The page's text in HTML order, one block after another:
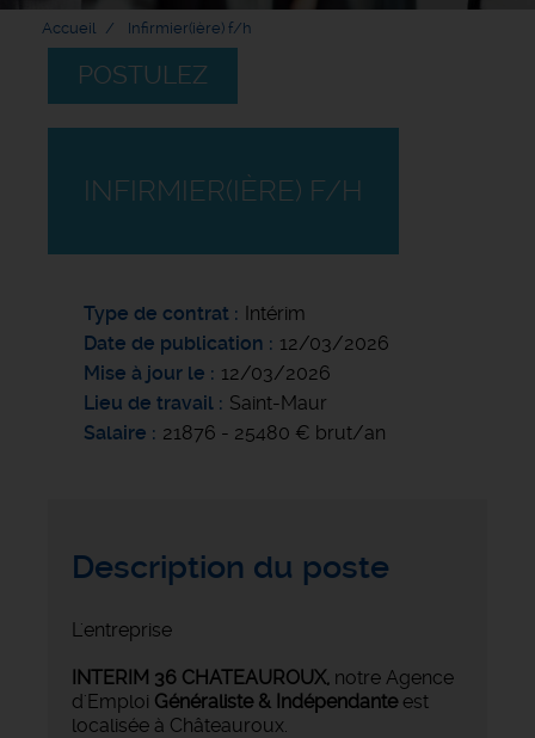
Accueil Infirmier(ière) f/h
POSTULEZ
INFIRMIER(IÈRE) F/H
Type de contrat
Intérim
Date de publication
12/03/2026
Mise à jour le
12/03/2026
Lieu de travail
Saint-Maur
Salaire
21876 - 25480 € brut/an
Description du poste
L'entreprise
INTERIM 36 CHATEAUROUX, notre Agence
d'Emploi Généraliste & Indépendante est
localisée à Châteauroux.